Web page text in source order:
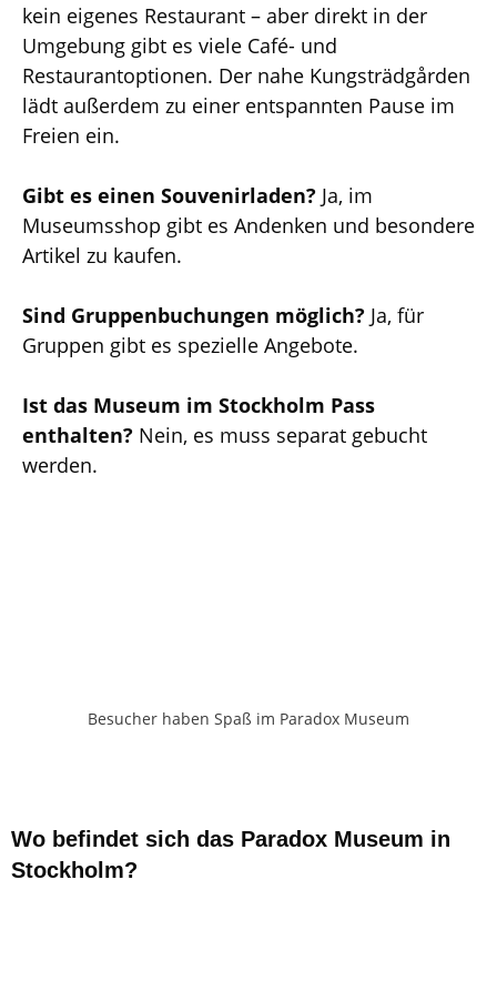
kein eigenes Restaurant – aber direkt in der
Umgebung gibt es viele Café- und
Restaurantoptionen. Der nahe Kungsträdgården
lädt außerdem zu einer entspannten Pause im
Freien ein.
Gibt es einen Souvenirladen? Ja, im
Museumsshop gibt es Andenken und besondere
Artikel zu kaufen.
Sind Gruppenbuchungen möglich? Ja, für
Gruppen gibt es spezielle Angebote.
Ist das Museum im Stockholm Pass
enthalten? Nein, es muss separat gebucht
werden.
Besucher haben Spaß im Paradox Museum
Wo befindet sich das Paradox Museum in
Stockholm?